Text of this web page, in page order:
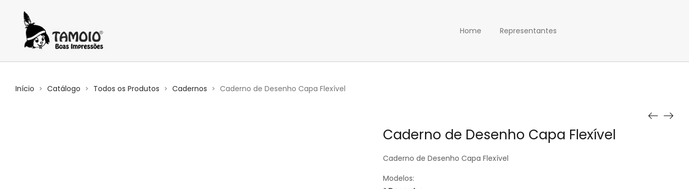
Home Representantes
Início > Catálogo > Todos os Produtos > Cadernos > Caderno de Desenho Capa Flexível
Caderno de Desenho Capa Flexível
Caderno de Desenho Capa Flexível
Modelos: